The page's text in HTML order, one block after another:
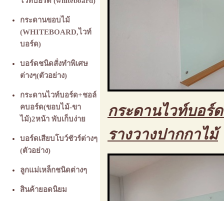
กระดานขอบไม้
(WHITEBOARD,ไวท์
บอร์ด)
บอร์ดชนิดสั่งทำพิเศษ
ต่างๆ(ตัวอย่าง)
กระดานไวท์บอร์ด+ชอล์
คบอร์ด(ขอบไม้-ขา
ไม้)2หน้า พับเก็บง่าย
บอร์ดเสียบโบว์ชัวร์ต่างๆ
(ตัวอย่าง)
ลูกแม่เหล็กชนิดต่างๆ
สินค้ายอดนิยม
กระดานไวท์บอร์ด
รางวางปากกาไม้